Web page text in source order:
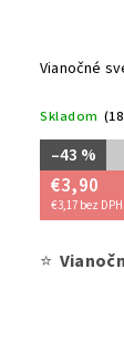
Vianočné
Skladom
–43 %
€3,90
€3,17 bez DPH
⭐